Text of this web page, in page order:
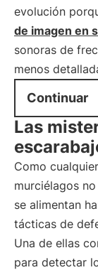
evolución
de imagen en
sonoras de
menos
Continuar
Las
Como
murciélagos
se alimentan
tácticas de
Una de ellas
para detectar